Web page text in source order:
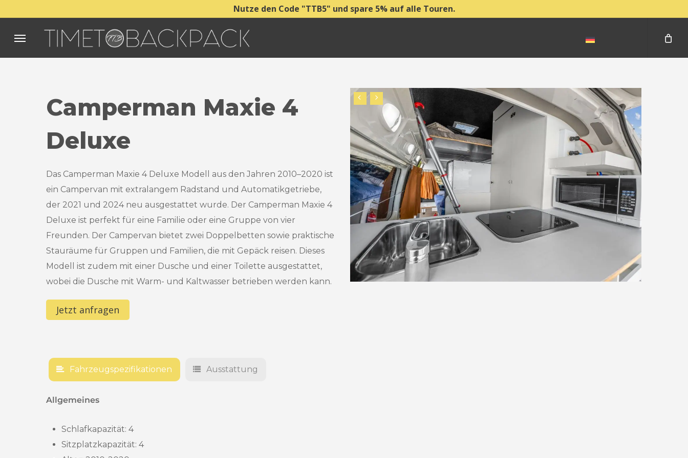
main
Nutze den Code "TTB5" und spare 5% auf alle Touren.
Menu
Camperman Maxie 4
Deluxe
Das Camperman Maxie 4 Deluxe Modell aus den Jahren 2010–2020 ist
ein Campervan mit extralangem Radstand und Automatikgetriebe,
der 2021 und 2024 neu ausgestattet wurde. Der Camperman Maxie 4
Deluxe ist perfekt für eine Familie oder eine Gruppe von vier
Freunden. Der Campervan bietet zwei Doppelbetten sowie praktische
Stauräume für Gruppen und Familien, die mit Gepäck reisen. Dieses
Modell ist zudem mit einer Dusche und einer Toilette ausgestattet,
wobei die Dusche mit Warm- und Kaltwasser betrieben werden kann.
Jetzt anfragen
Fahrzeugspezifikationen Ausstattung
Allgemeines
Schlafkapazität: 4
Sitzplatzkapazität: 4